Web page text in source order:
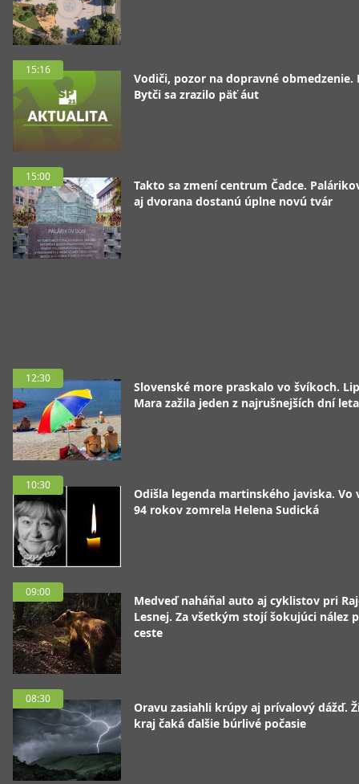
15:16
Vodiči, pozor na dopravné obmedzenie.
Bytči sa zrazilo päť áut
15:00
Takto sa zmení centrum Čadce.
aj dvorana dostanú úplne novú tvár
12:30
Slovenské more praskalo vo švíkoch.
Mara zažila jeden z najrušnejších dní leta
10:30
Odišla legenda martinského javiska. Vo
94 rokov zomrela Helena Sudická
09:00
Medveď naháňal auto aj cyklistov pri
Lesnej. Za všetkým stojí šokujúci nález
ceste
08:30
Oravu zasiahli krúpy aj prívalový dážď.
kraj čaká ďalšie búrlivé počasie